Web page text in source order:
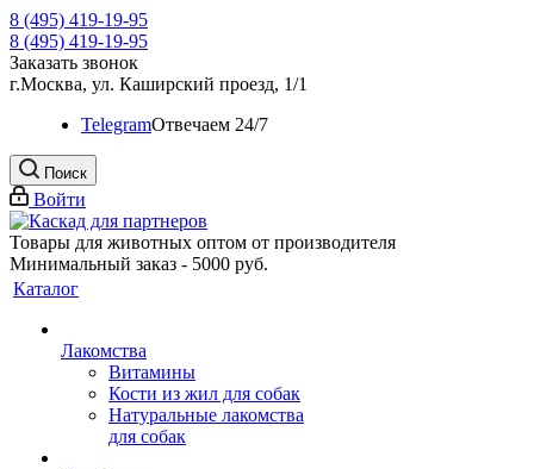
8 (495) 419-19-95
8 (495) 419-19-95
Заказать звонок
г.Москва, ул. Каширский проезд, 1/1
TelegramOтвечаем 24/7
Поиск
Войти
Товары для животных оптом от производителя
Минимальный заказ - 5000 руб.
Каталог
Лакомства
Витамины
Кости из жил для собак
Натуральные лакомства
для собак